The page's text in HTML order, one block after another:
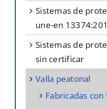
sistemas de protección de borde 'jm'
une-en
sistemas de protección de borde 'jm'
sin certificar
valla peatonal
fabricadas